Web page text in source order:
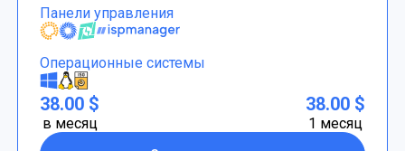
Панели управления
Операционные системы
38.00 $
в месяц
38.00 $
1 месяц